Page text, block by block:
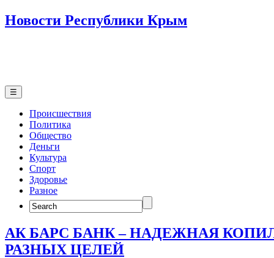
Новости Республики Крым
☰
Происшествия
Политика
Общество
Деньги
Культура
Спорт
Здоровье
Разное
Search
for:
АК БАРС БАНК – НАДЕЖНАЯ
РАЗНЫХ ЦЕЛЕЙ